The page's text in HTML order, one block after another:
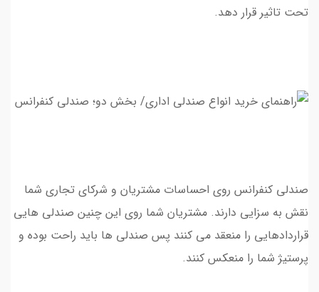
تحت تاثیر قرار دهد.
صندلي كنفرانس روي احساسات مشتريان و شركاي تجاري شما
نقش به سزايي دارند. مشتريان شما روي اين چنين صندلي هايي
قراردادهايي را منعقد مي كنند پس صندلي ها بايد راحت بوده و
پرستيژ شما را منعكس كنند.